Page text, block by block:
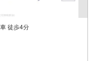
徒歩4分